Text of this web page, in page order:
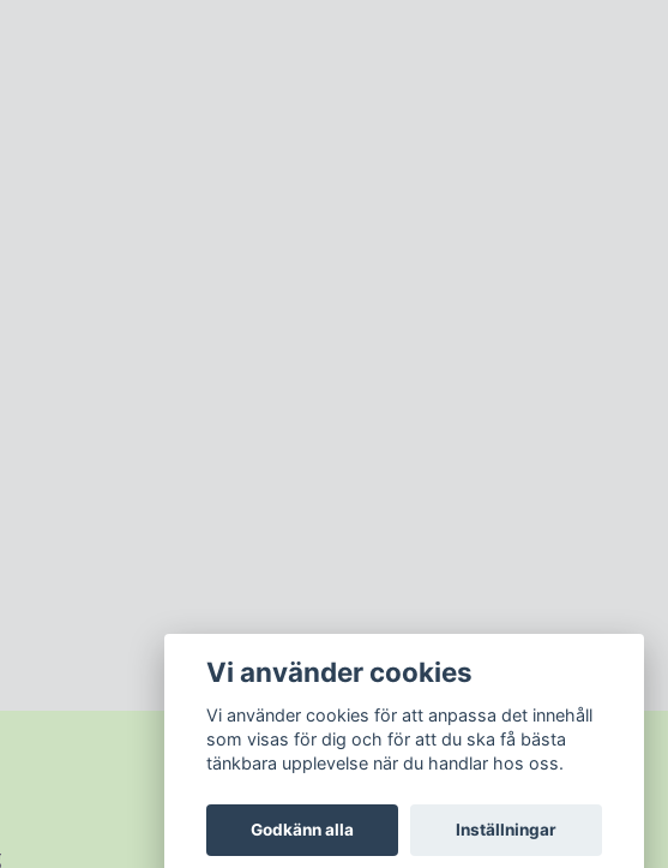
Vi använder cookies
Vi använder cookies för att anpassa det innehåll
som visas för dig och för att du ska få bästa
tänkbara upplevelse när du handlar hos oss.
Godkänn alla Inställningar